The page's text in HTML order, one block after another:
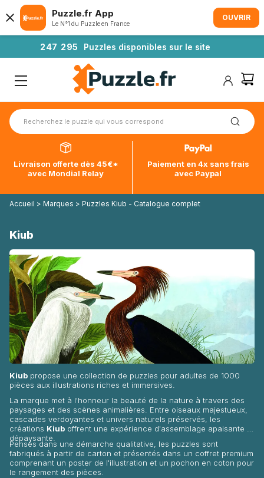
247 295 Puzzles disponibles sur le site
Livraison offerte dès 45€*
avec Mondial Relay
Paiement en 4x sans frais
avec Paypal
Accueil > Marques > Puzzles Kiub - Catalogue complet
Kiub
Kiub propose une collection de puzzles pour adultes de 1000
pièces aux illustrations riches et immersives.
La marque met à l'honneur la beauté de la nature à travers des
paysages et des scènes animalières. Entre oiseaux majestueux,
cascades verdoyantes et univers naturels préservés, les
créations Kiub offrent une expérience d'assemblage apaisante et
dépaysante.
Pensés dans une démarche qualitative, les puzzles sont
fabriqués à partir de carton et présentés dans un coffret premium
comprenant un poster de l'illustration et un pochon en coton pour
le rangement des pièces.
Puzzle.fr App
Le N°1 du Puzzle en France
OUVRIR